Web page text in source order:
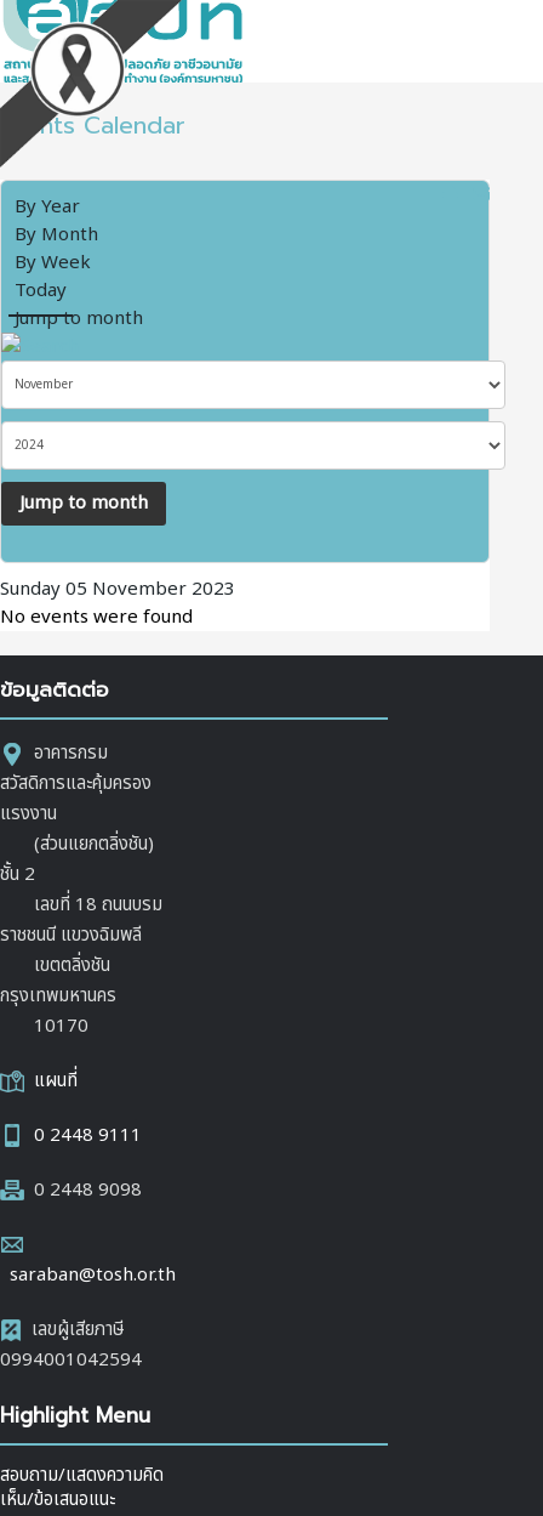
Events Calendar
By Year
By Month
By Week
Today
Jump to month
Jump to month
Sunday 05 November 2023
No events were found
ข้อมูลติดต่อ
อาคารกรม
สวัสดิการและคุ้มครอง
แรงงาน
(ส่วนแยกตลิ่งชัน)
ชั้น 2
เลขที่ 18 ถนนบรม
ราชชนนี แขวงฉิมพลี
เขตตลิ่งชัน
กรุงเทพมหานคร
10170
แผนที่
0 2448 9111
0 2448 9098
saraban@tosh.or.th
เลขผู้เสียภาษี
0994001042594
Highlight Menu
สอบถาม/แสดงความคิด
เห็น/ข้อเสนอแนะ